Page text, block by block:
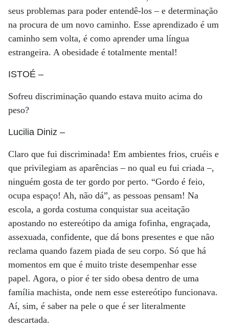
seus problemas para poder entendê-los – e determinação
na procura de um novo caminho. Esse aprendizado é um
caminho sem volta, é como aprender uma língua
estrangeira. A obesidade é totalmente mental!
ISTOÉ –
Sofreu discriminação quando estava muito acima do
peso?
Lucilia Diniz –
Claro que fui discriminada! Em ambientes frios, cruéis e
que privilegiam as aparências – no qual eu fui criada –,
ninguém gosta de ter gordo por perto. “Gordo é feio,
ocupa espaço! Ah, não dá”, as pessoas pensam! Na
escola, a gorda costuma conquistar sua aceitação
apostando no estereótipo da amiga fofinha, engraçada,
assexuada, confidente, que dá bons presentes e que não
reclama quando fazem piada de seu corpo. Só que há
momentos em que é muito triste desempenhar esse
papel. Agora, o pior é ter sido obesa dentro de uma
família machista, onde nem esse estereótipo funcionava.
Aí, sim, é saber na pele o que é ser literalmente
descartada.